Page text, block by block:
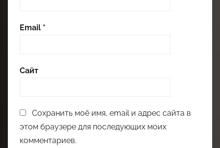
Email *
Сайт
Сохранить моё имя, email и адрес сайта в
этом браузере для последующих моих
комментариев.